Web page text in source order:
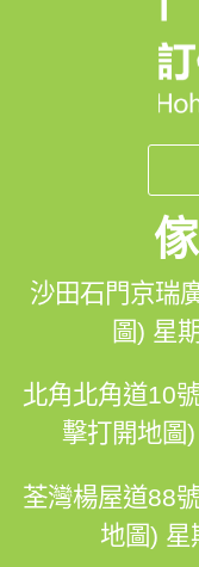
沙田石門京瑞
圖) 星
北角北角道10
擊打開地圖)
荃灣楊屋道88
地圖) 星